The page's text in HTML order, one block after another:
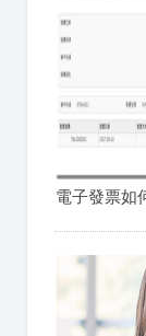
電子發票如